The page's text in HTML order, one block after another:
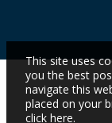
This site uses
you the best
navigate this
placed on your
click here.